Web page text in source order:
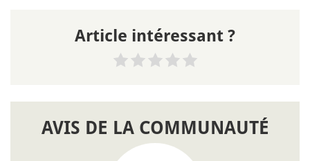
Article intéressant ?
AVIS DE LA COMMUNAUTÉ